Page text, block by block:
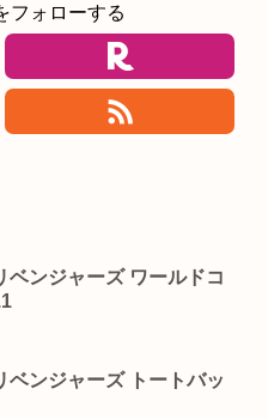
フォローする
ベンジャーズ ワールドコ
ベンジャーズ トートバッ